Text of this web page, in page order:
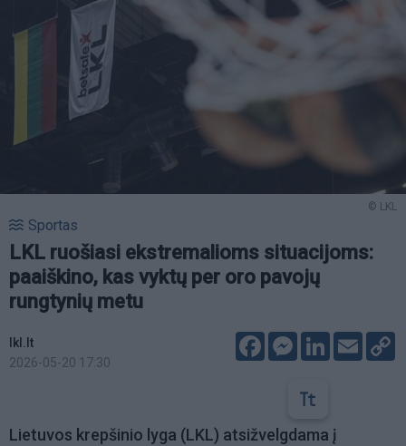
© LKL
Sportas
LKL ruošiasi ekstremalioms situacijoms:
paaiškino, kas vyktų per oro pavojų
rungtynių metu
lkl.lt
2026-05-20 17:30
FacebookMessenger
LinkedIn
Email
Lietuvos krepšinio lyga (LKL) atsižvelgdama į